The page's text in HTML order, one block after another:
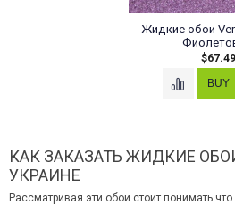
Жидкие обои
$67.49
КАК ЗАКАЗАТЬ ЖИДКИЕ
УКРАИНЕ
Рассматривая эти обои стоит понимать что